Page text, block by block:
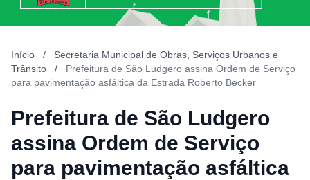
Início /
Secretaria Municipal de Obras, Serviços Urbanos e
Trânsito
/
Prefeitura de São Ludgero assina Ordem de Serviço
para pavimentação asfáltica da Estrada Roberto Becker
Prefeitura de São Ludgero
assina Ordem de Serviço
para pavimentação asfáltica